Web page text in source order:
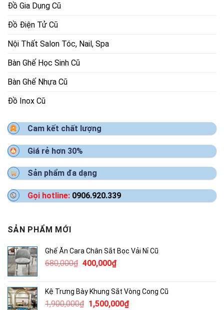
Đồ Gia Dụng Cũ
Đồ Điện Tử Cũ
Nội Thất Salon Tóc, Nail, Spa
Bàn Ghế Học Sinh Cũ
Bàn Ghế Nhựa Cũ
Đồ Inox Cũ
Cam kết chất lượng
Giá rẻ hơn 30%
Sản phẩm đa dạng
Gọi hotline: 0906.920.339
SẢN PHẨM MỚI
Ghế Ăn Cara Chân Sắt Bọc Vải Nỉ Cũ
680,000₫ Giá
680,000₫.
400,000₫Giá
là:
400,000₫.
Kệ Trưng Bày Khung Sắt Vòng Cong Cũ
1,900,000₫ Giá
1,500,000₫Giá